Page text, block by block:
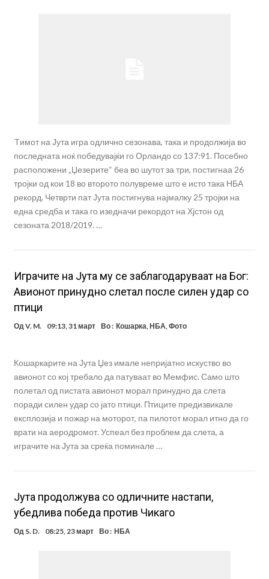
Tимот на Јута игра одлично сезонава, така и продолжија во
последната ноќ победувајќи го Орландо со 137:91. Посебно
расположени „Џезерите“ беа во шутот за три, постигнаа 26
тројки од кои 18 во второто полувреме што е исто така НБА
рекорд. Четврти пат Јута постигнува најмалку 25 тројки на
една средба и така го изедначи рекордот на Хјстон од
сезоната 2018/2019. …
Играчите на Јута му се заблагодаруваат на Бог:
Авионот принудно слетал после силен удар со
птици
Од V. M. 09:13, 31 март Во : Кошарка НБА Фото
Кошаркарите на Јута Џез имале непријатно искуство во
авионот со кој требало да патуваат во Мемфис. Само што
полетал од пистата авионот морал принудно да слета
поради силен удар со јато птици. Птиците предизвикале
експлозија и пожар на моторот, па пилотот морал итно да го
врати на аеродромот. Успеал без проблем да слета, а
играчите на Јута за среќа поминале …
Јута продолжува со одличните настапи,
убедлива победа против Чикаго
Од S. D. 08:25, 23 март Во : НБА